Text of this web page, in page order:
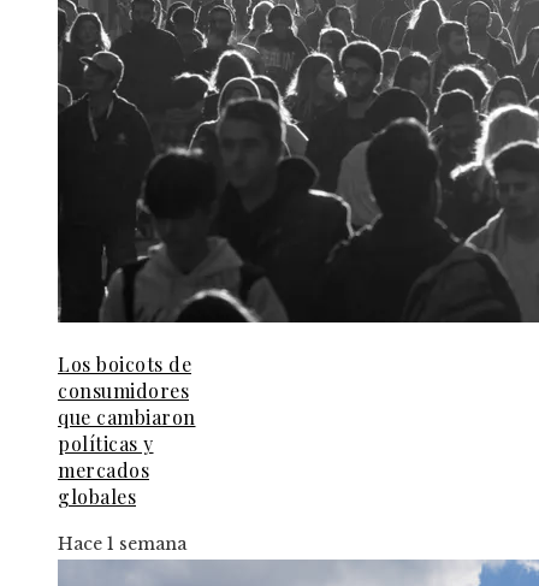
Los boicots de
consumidores
que cambiaron
políticas y
mercados
globales
Hace 1 semana